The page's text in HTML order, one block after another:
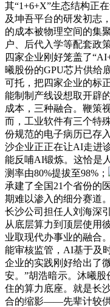
其“1+6+X”生态结构正
及坤吾平台的研发初志
的成本被物理空间的集
户、后代入学等配套政
四家企业刚好笼盖了
曦股份的GPU芯片供给
可托，把四家企业的标
能制制产线设想取开辟
成本，三种融合。鞭策
而，工业软件有三个特
份规范的电子病历已存
沙企业正正在让AI走进
能反哺AI锻炼。这恰是
测率由80%提拔至98%；
承建了全国21个省份的
期难以渗入的细分赛道
长沙公司担任人刘海深
从底层算力到顶层使用
业取现代办事业的融合
能审核监管，AI基于及
企业的实践刚好给出了
安。”胡浩暗示。沐曦
住的算力底座。就是长
合的缩影——先辈计较供